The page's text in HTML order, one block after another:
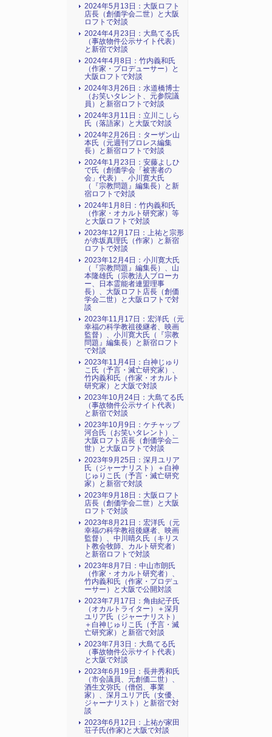
2024年5月13日：大阪ロフト
店長（創価学会二世）と大阪
ロフトで対談
2024年4月23日：大島てる氏
（事故物件公示サイト代表）
と新宿で対談
2024年4月8日：竹内義和氏
（作家・プロデューサー）と
大阪ロフトで対談
2024年3月26日：水道橋博士
（お笑いタレント、元参院議
員）と新宿ロフトで対談
2024年3月11日：立川こしら
氏（落語家）と大阪で対談
2024年2月26日：ターザン山
本氏（元週刊プロレス編集
長）と新宿ロフトで対談
2024年1月23日：安藤よしひ
で氏（創価学会「被害者の
会」代表）、小川寛大氏
（『宗教問題』編集長）と新
宿ロフトで対談
2024年1月8日：竹内義和氏
（作家・オカルト研究家）等
と大阪ロフトで対談
2023年12月17日：上祐と宗形
が赤坂真理氏（作家）と新宿
ロフトで対談
2023年12月4日：小川寛大氏
（『宗教問題』編集長）、山
本隆雄氏（宗教法人ブローカ
ー、日本霊能者連盟理事
長）、大阪ロフト店長（創価
学会二世）と大阪ロフトで対
談
2023年11月17日：宏洋氏（元
幸福の科学教祖後継者、映画
監督）、小川寛大氏（『宗教
問題』編集長）と新宿ロフト
で対談
2023年11月4日：白神じゅり
こ氏（予言・滅亡研究家）、
竹内義和氏（作家・オカルト
研究家）と大阪で対談
2023年10月24日：大島てる氏
（事故物件公示サイト代表）
と新宿で対談
2023年10月9日：ケチャップ
河合氏（お笑いタレント）、
大阪ロフト店長（創価学会二
世）と大阪ロフトで対談
2023年9月25日：深月ユリア
氏（ジャーナリスト）＋白神
じゅりこ氏（予言・滅亡研究
家）と新宿で対談
2023年9月18日：大阪ロフト
店長（創価学会二世）と大阪
ロフトで対談
2023年8月21日：宏洋氏（元
幸福の科学教祖後継者、映画
監督）、中川晴久氏（キリス
ト教会牧師、カルト研究者）
と新宿ロフトで対談
2023年8月7日：中山市朗氏
（作家・オカルト研究者）、
竹内義和氏（作家・プロデュ
ーサー）と大阪で公開対談
2023年7月17日：角由紀子氏
（オカルトライター）＋深月
ユリア氏（ジャーナリスト）
＋白神じゅりこ氏（予言・滅
亡研究家）と新宿で対談
2023年7月3日：大島てる氏
（事故物件公示サイト代表）
と大阪で対談
2023年6月19日：長井秀和氏
（市会議員、元創価二世）、
酒生文弥氏（僧侶、事業
家）、深月ユリア氏（女優、
ジャーナリスト）と新宿で対
談
2023年6月12日：上祐が家田
荘子氏(作家)と大阪で対談